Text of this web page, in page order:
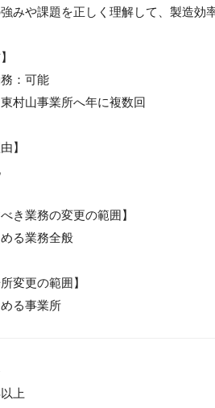
みや課題を正しく理解して、製造効
務：可能
東村山事業所へ年に複数回
】
べき業務の変更の範囲】
る業務全般
変更の範囲】
る事業所
上